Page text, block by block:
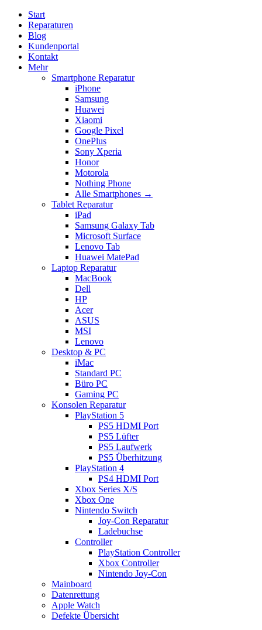
Start
Reparaturen
Blog
Kundenportal
Kontakt
Mehr
Smartphone Reparatur
iPhone
Samsung
Huawei
Xiaomi
Google Pixel
OnePlus
Sony Xperia
Honor
Motorola
Nothing Phone
Alle Smartphones →
Tablet Reparatur
iPad
Samsung Galaxy Tab
Microsoft Surface
Lenovo Tab
Huawei MatePad
Laptop Reparatur
MacBook
Dell
HP
Acer
ASUS
MSI
Lenovo
Desktop & PC
iMac
Standard PC
Büro PC
Gaming PC
Konsolen Reparatur
PlayStation 5
PS5 HDMI Port
PS5 Lüfter
PS5 Laufwerk
PS5 Überhitzung
PlayStation 4
PS4 HDMI Port
Xbox Series X/S
Xbox One
Nintendo Switch
Joy-Con Reparatur
Ladebuchse
Controller
PlayStation Controller
Xbox Controller
Nintendo Joy-Con
Mainboard
Datenrettung
Apple Watch
Defekte Übersicht